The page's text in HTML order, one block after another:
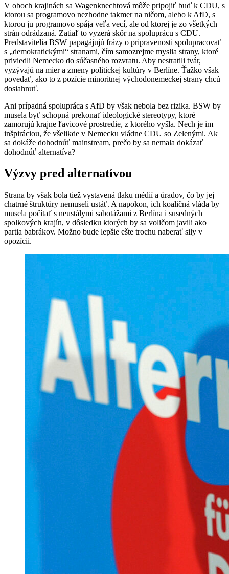
V oboch krajinách sa Wagenknechtová môže pripojiť buď k CDU, s
ktorou sa programovo nezhodne takmer na ničom, alebo k AfD, s
ktorou ju programovo spája veľa vecí, ale od ktorej je zo všetkých
strán odrádzaná. Zatiaľ to vyzerá skôr na spoluprácu s CDU.
Predstavitelia BSW papagájujú frázy o pripravenosti spolupracovať
s „demokratickými“ stranami, čím samozrejme myslia strany, ktoré
priviedli Nemecko do súčasného rozvratu. Aby nestratili tvár,
vyzývajú na mier a zmeny politickej kultúry v Berlíne. Ťažko však
povedať, ako to z pozície minoritnej východonemeckej strany chcú
dosiahnuť.
Ani prípadná spolupráca s AfD by však nebola bez rizika. BSW by
musela byť schopná prekonať ideologické stereotypy, ktoré
zamorujú krajne ľavicové prostredie, z ktorého vyšla. Nech je im
inšpiráciou, že všelikde v Nemecku vládne CDU so Zelenými. Ak
sa dokáže dohodnúť mainstream, prečo by sa nemala dokázať
dohodnúť alternatíva?
Výzvy pred alternatívou
Strana by však bola tiež vystavená tlaku médií a úradov, čo by jej
chatrné štruktúry nemuseli ustáť. A napokon, ich koaličná vláda by
musela počítať s neustálymi sabotážami z Berlína i susedných
spolkových krajín, v dôsledku ktorých by sa voličom javili ako
partia babrákov. Možno bude lepšie ešte trochu naberať sily v
opozícii.